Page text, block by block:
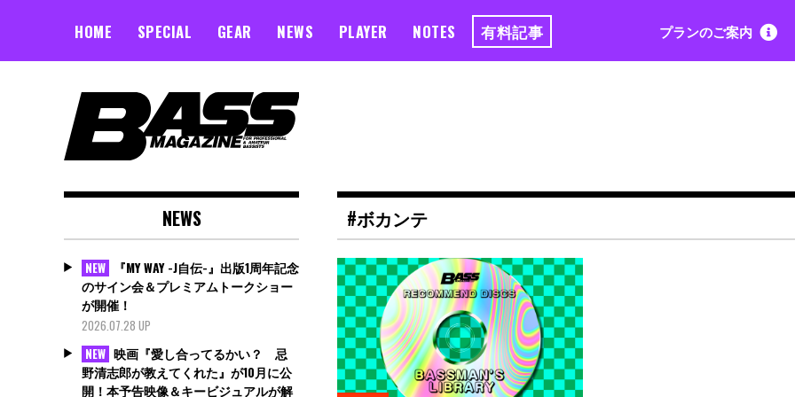
HOME SPECIAL GEAR NEWS PLAYER NOTES 有料記事 プランのご案内
#ボカンテ
NEWS
NEW
『MY WAY -J自伝-』出版1周年記念
のサイン会＆プレミアムトークショー
が開催！
2026.07.28 UP
NEW 映画『愛し合ってるかい？ 忌
野清志郎が教えてくれた』が10月に公
開！本予告映像＆キービジュアルが解